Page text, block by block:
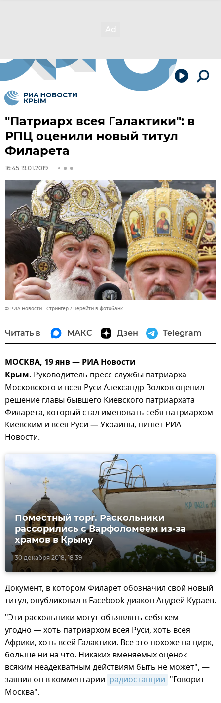
"Патриарх всея Галактики": в
РПЦ оценили новый титул
Филарета
16:45 19.01.2019
© РИА Новости . Стрингер Перейти в фотобанк
Читать в МАКС Дзен Telegram
МОСКВА, 19 янв — РИА Новости
Крым. Руководитель пресс-службы патриарха
Московского и всея Руси Александр Волков оценил
решение главы бывшего Киевского патриархата
Филарета, который стал именовать себя патриархом
Киевским и всея Руси — Украины, пишет РИА
Новости.
30 декабря 2018, 18:39
Поместный торг. Раскольники
рассорились с Варфоломеем из-за
храмов в Крыму
Документ, в котором Филарет обозначил свой новый
титул, опубликовал в Facebook диакон Андрей Кураев.
"Эти раскольники могут объявлять себя кем
угодно — хоть патриархом всея Руси, хоть всея
Африки, хоть всей Галактики. Все это похоже на цирк,
больше ни на что. Никаких вменяемых оценок
всяким неадекватным действиям быть не может", —
заявил он в комментарии радиостанции "Говорит
Москва".